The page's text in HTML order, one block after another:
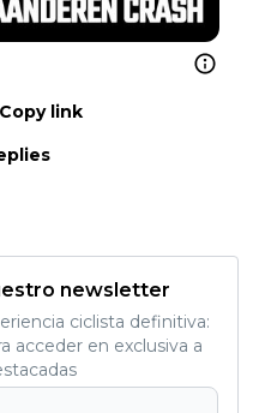
Copy link
newsletter
ciclista definitiva:
acceder en exclusiva a